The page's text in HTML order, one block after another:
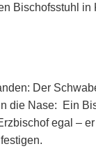
Bischofsstuhl in
Der
die Nase: Ein
egal –